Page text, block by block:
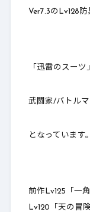
Ver7.3のLv128
「迅雷のスーツ
武闘家/バトル
となっています。
前作Lv125「一
Lv120「天の冒